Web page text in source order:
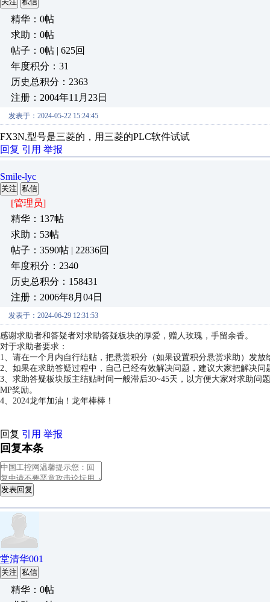
精华：0帖
求助：0帖
帖子：0帖 | 625回
年度积分：31
历史总积分：2363
注册：2004年11月23日
发表于：2024-05-22 15:24:45
FX3N,型号是三菱的，用三菱的PLC软件试试
回复 引用 举报
Smile-lyc
关注 私信
[管理员]
精华：137帖
求助：53帖
帖子：3590帖 | 22836回
年度积分：2340
历史总积分：158431
注册：2006年8月04日
发表于：2024-06-29 12:31:53
感谢求助者和答疑者对求助答疑板块的厚爱，赠人玫瑰，手留余香。
对于求助者要求：
1、请在一个月内自行结贴，把悬赏积分（如果设置积分悬赏求助）发放
2、如果在求助答疑过程中，自己已经有效解决问题，建议大家把解决
3、求助答疑板块版主结贴时间一般滞后30~45天，以方便大家对求助
MP奖励。
4、2024龙年加油！龙年棒棒！
回复 引用 举报
回复本条
发表回复
堂清华001
关注 私信
精华：0帖